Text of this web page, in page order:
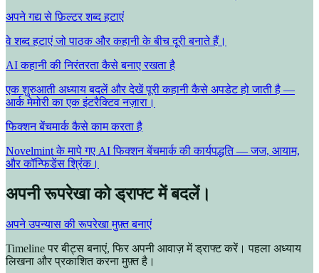
अपने गद्य से फ़िल्टर शब्द हटाएं
वे शब्द हटाएं जो पाठक और कहानी के बीच दूरी बनाते हैं।
AI कहानी की निरंतरता कैसे बनाए रखता है
एक शुरुआती अध्याय बदलें और देखें पूरी कहानी कैसे अपडेट हो जाती है —
आर्क मेमोरी का एक इंटरैक्टिव नज़ारा।
फिक्शन बेंचमार्क कैसे काम करता है
Novelmint के मापे गए AI फिक्शन बेंचमार्क की कार्यपद्धति — जज, आयाम,
और कॉन्फिडेंस श्रिंक।
अपनी रूपरेखा को ड्राफ्ट में बदलें।
अपने उपन्यास की रूपरेखा मुफ़्त बनाएं
Timeline पर बीट्स बनाएं, फिर अपनी आवाज़ में ड्राफ्ट करें। पहला अध्याय
लिखना और प्रकाशित करना मुफ़्त है।